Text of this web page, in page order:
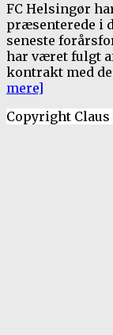
FC Helsingør
præsenterede i
seneste
har været fulgt
kontrakt med
mere]
Copyright Claus